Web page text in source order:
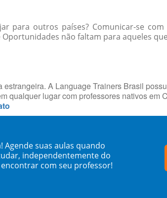
para outros países? Comunicar-se
não faltam para aqueles
A Language Trainers Brasil
qualquer lugar com professores nativos em
Agende suas aulas quando
independentemente do
com seu professor!